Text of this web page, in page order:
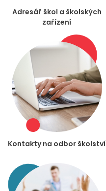
Adresář škol a školských
zařízení
Kontakty na odbor školství